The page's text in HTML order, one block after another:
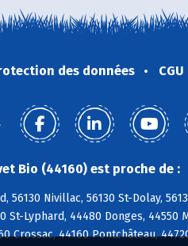
des données CGU
Bio (44160) est proche de :
56130 Nivillac, 56130 St-Dolay,
St-Lyphard, 44480 Donges,
Crossac, 44160 Pontchâteau,